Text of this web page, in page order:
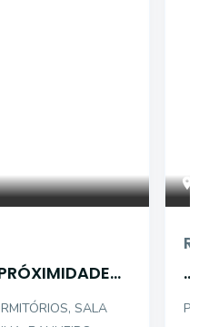
SALA
...